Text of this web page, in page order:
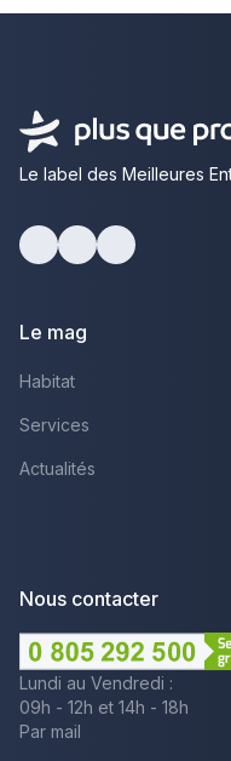
Le label des Meilleures
Le mag
Habitat
Services
Actualités
Nous contacter
Lundi au Vendredi :
09h - 12h et 14h - 18h
Par mail